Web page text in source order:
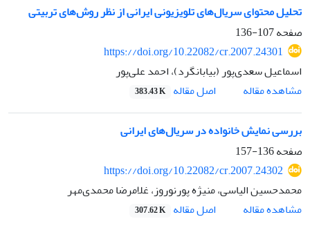
تحلیل محتوای سریال‌های تلویزیونی ایرانی از نظر روش‌های تربیتی
صفحه107-136
https://doi.org/10.22082/cr.2007.24301
اسماعیل سعدی‌پور (بیابانگرد)، احمد علی‌پور
مشاهده مقاله
اصل مقاله 383.43 K
بررسی نمایش خانواده در سریال‌های ایرانی
صفحه136-157
https://doi.org/10.22082/cr.2007.24302
محمدحسین الیاسی، منیژه پورنوروز، غلامرضا محمدی‌مهر
مشاهده مقاله
اصل مقاله 307.62 K